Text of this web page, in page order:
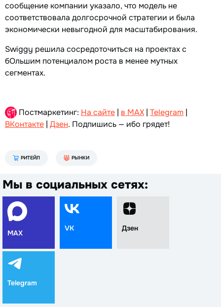
сообщение компании указало, что модель не
соответствовала долгосрочной стратегии и была
экономически невыгодной для масштабирования.
Swiggy решила сосредоточиться на проектах с
бОльшим потенциалом роста в менее мутных
сегментах.
Постмаркетинг: На сайте | в MAX | Telegram |
ВКонтакте | Дзен. Подпишись — ибо грядет!
РИТЕЙЛ РЫНКИ
Мы в социальных сетях:
MAX
VK Дзен
Telegram